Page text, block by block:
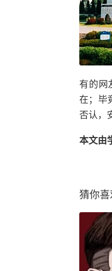
有的网
在；毕
否认，
本文由
猜你